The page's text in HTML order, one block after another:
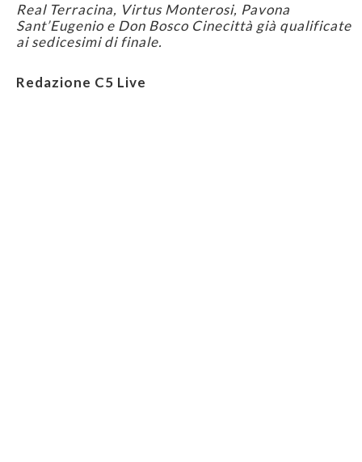
Real Terracina, Virtus Monterosi, Pavona
Sant’Eugenio e Don Bosco Cinecittà già qualificate
ai sedicesimi di finale.
Redazione C5 Live